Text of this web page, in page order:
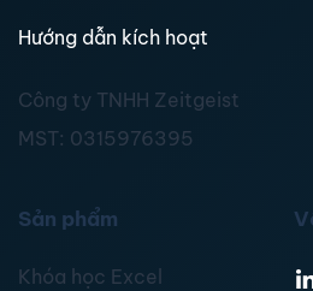
Hướng dẫn kích hoạt
Công ty TNHH Zeitgeist
MST: 0315976395
Sản phẩm
Khóa học Excel